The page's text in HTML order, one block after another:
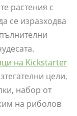
растения с
се изразходва
на Kickstarter
цели,
набор от
на риболов